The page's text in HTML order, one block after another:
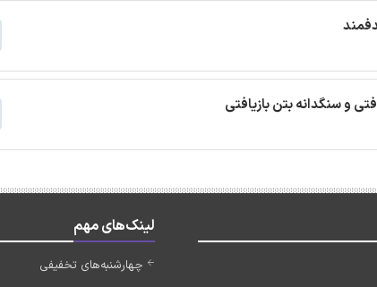
و سنگدانه بتن بازیافتی
لینک‌های مهم
چهارشنبه‌های تخفیفی